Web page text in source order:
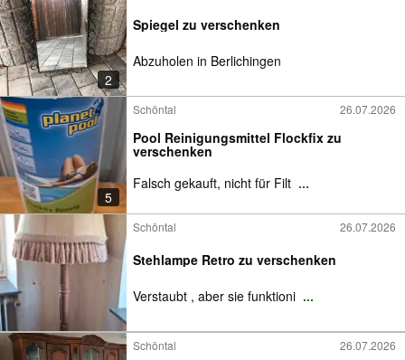
2
Spiegel zu verschenken
Abzuholen in Berlichingen
5
Schöntal 26.07.2026
Pool Reinigungsmittel Flockfix zu
verschenken
Falsch gekauft, nicht für Filt ...
Schöntal 26.07.2026
Stehlampe Retro zu verschenken
Verstaubt , aber sie funktioni ...
Schöntal 26.07.2026